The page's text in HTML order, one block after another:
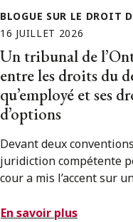
BLOGUE SUR LE DROIT
16 JUILLET 2026
Un tribunal de
entre les droits du
qu’employé et ses
d’options
Devant deux
juridiction compétente
cour a mis l’accent sur
En savoir plus